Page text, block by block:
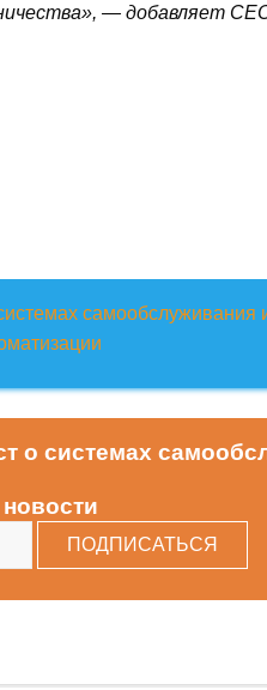
— добавляет
новости